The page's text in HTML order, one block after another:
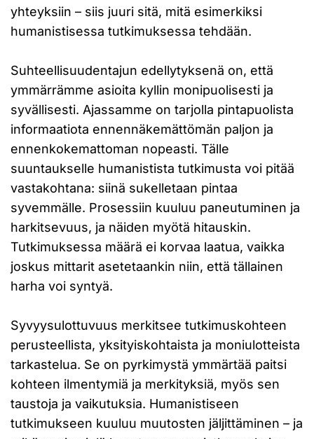
yhteyksiin – siis juuri sitä, mitä esimerkiksi
humanistisessa tutkimuksessa tehdään.
Suhteellisuudentajun edellytyksenä on, että
ymmärrämme asioita kyllin monipuolisesti ja
syvällisesti. Ajassamme on tarjolla pintapuolista
informaatiota ennennäkemättömän paljon ja
ennenkokemattoman nopeasti. Tälle
suuntaukselle humanistista tutkimusta voi pitää
vastakohtana: siinä sukelletaan pintaa
syvemmälle. Prosessiin kuuluu paneutuminen ja
harkitsevuus, ja näiden myötä hitauskin.
Tutkimuksessa määrä ei korvaa laatua, vaikka
joskus mittarit asetetaankin niin, että tällainen
harha voi syntyä.
Syvyysulottuvuus merkitsee tutkimuskohteen
perusteellista, yksityiskohtaista ja moniulotteista
tarkastelua. Se on pyrkimystä ymmärtää paitsi
kohteen ilmentymiä ja merkityksiä, myös sen
taustoja ja vaikutuksia. Humanistiseen
tutkimukseen kuuluu muutosten jäljittäminen – ja